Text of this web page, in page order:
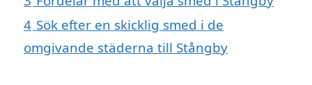
4 Sök efter en skicklig smed i de
omgivande städerna till Stångby